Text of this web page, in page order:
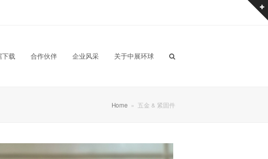
下载 合作伙伴 企业风采 关于中展环球
Home » 五金 & 紧固件